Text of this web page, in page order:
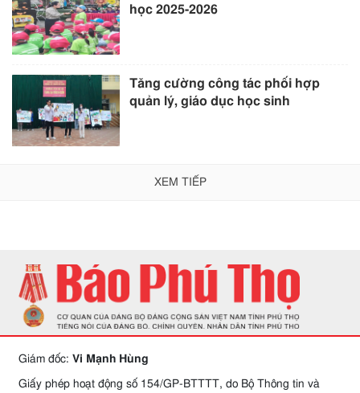
học 2025-2026
Tăng cường công tác phối hợp
quản lý, giáo dục học sinh
XEM TIẾP
Giám đốc: Vi Mạnh Hùng
Giấy phép hoạt động số 154/GP-BTTTT, do Bộ Thông tin và